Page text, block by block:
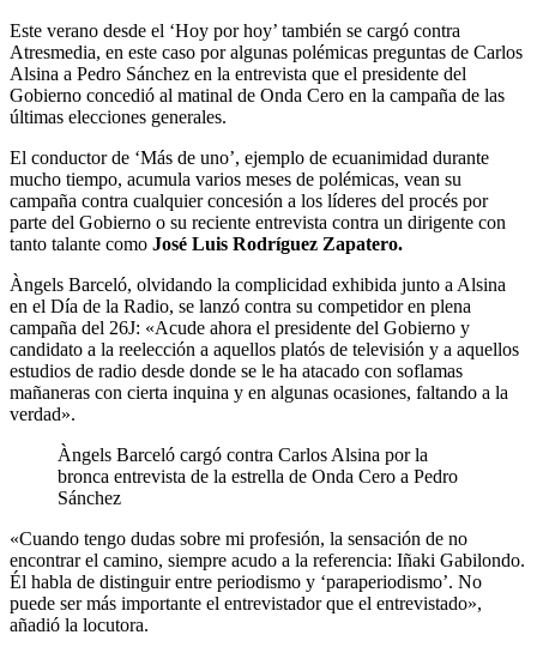
Este verano desde el ‘Hoy por hoy’ también se cargó contra
Atresmedia, en este caso por algunas polémicas preguntas de Carlos
Alsina a Pedro Sánchez en la entrevista que el presidente del
Gobierno concedió al matinal de Onda Cero en la campaña de las
últimas elecciones generales.
El conductor de ‘Más de uno’, ejemplo de ecuanimidad durante
mucho tiempo, acumula varios meses de polémicas, vean su
campaña contra cualquier concesión a los líderes del procés por
parte del Gobierno o su reciente entrevista contra un dirigente con
tanto talante como José Luis Rodríguez Zapatero.
Àngels Barceló, olvidando la complicidad exhibida junto a Alsina
en el Día de la Radio, se lanzó contra su competidor en plena
campaña del 26J: «Acude ahora el presidente del Gobierno y
candidato a la reelección a aquellos platós de televisión y a aquellos
estudios de radio desde donde se le ha atacado con soflamas
mañaneras con cierta inquina y en algunas ocasiones, faltando a la
verdad».
Àngels Barceló cargó contra Carlos Alsina por la
bronca entrevista de la estrella de Onda Cero a Pedro
Sánchez
«Cuando tengo dudas sobre mi profesión, la sensación de no
encontrar el camino, siempre acudo a la referencia: Iñaki Gabilondo.
Él habla de distinguir entre periodismo y ‘paraperiodismo’. No
puede ser más importante el entrevistador que el entrevistado»,
añadió la locutora.